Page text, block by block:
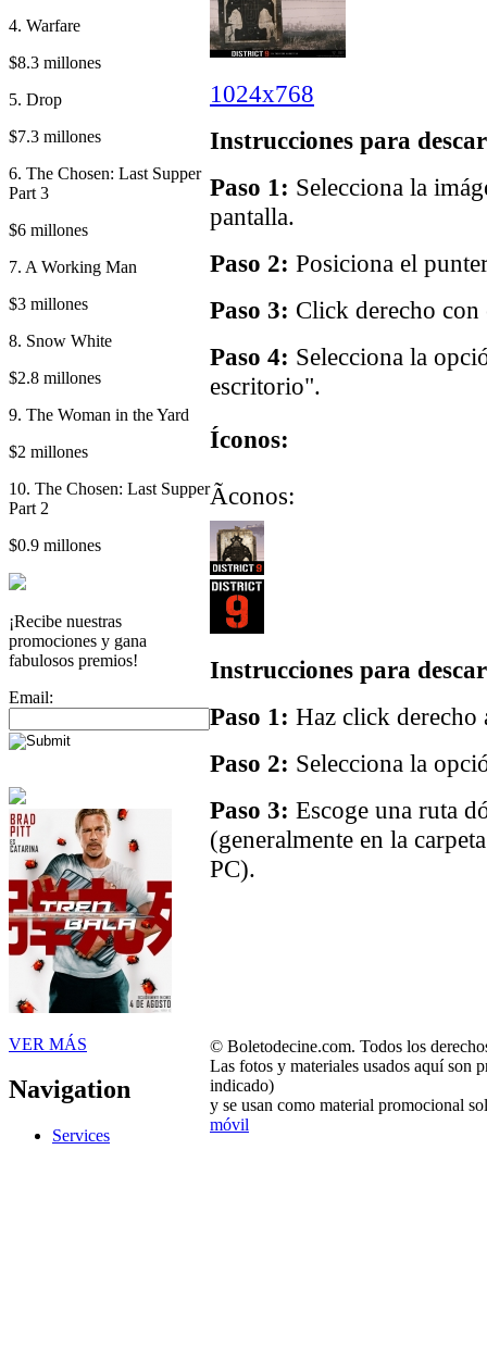
4. Warfare
$8.3 millones
5. Drop
$7.3 millones
6. The Chosen: Last Supper
Part 3
$6 millones
7. A Working Man
$3 millones
8. Snow White
$2.8 millones
9. The Woman in the Yard
$2 millones
10. The Chosen: Last Supper
Part 2
$0.9 millones
¡Recibe nuestras
promociones y gana
fabulosos premios!
Email:
VER MÁS
Navigation
Services
1024x768
Instrucciones para
Paso 1: Selecciona la
pantalla.
Paso 2: Posiciona el
Paso 3: Click derecho con
Paso 4: Selecciona la
escritorio".
Íconos:
Ãconos:
Instrucciones para
Paso 1: Haz click derecho
Paso 2: Selecciona la
Paso 3: Escoge una ruta
(generalmente en la
PC).
© Boletodecine.com. Todos los
Las fotos y materiales usados aquí son
indicado)
y se usan como material promocional
móvil